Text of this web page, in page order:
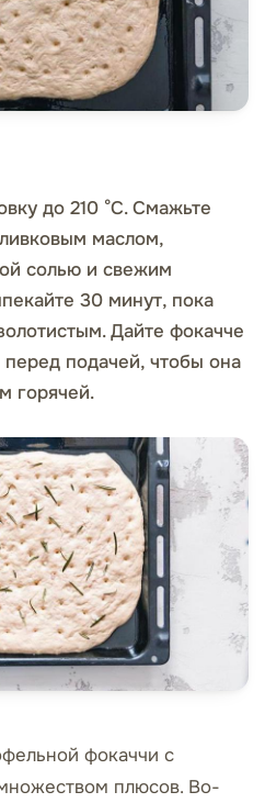
до 210 °C. Смажьте
маслом,
солью и свежим
30 минут, пока
Дайте фокачче
подачей, чтобы она
горячей.
фокаччи с
плюсов. Во-